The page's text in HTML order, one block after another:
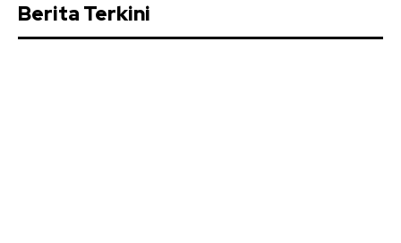
Berita Terkini